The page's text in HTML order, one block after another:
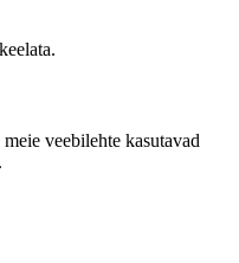
veebilehte kasutavad